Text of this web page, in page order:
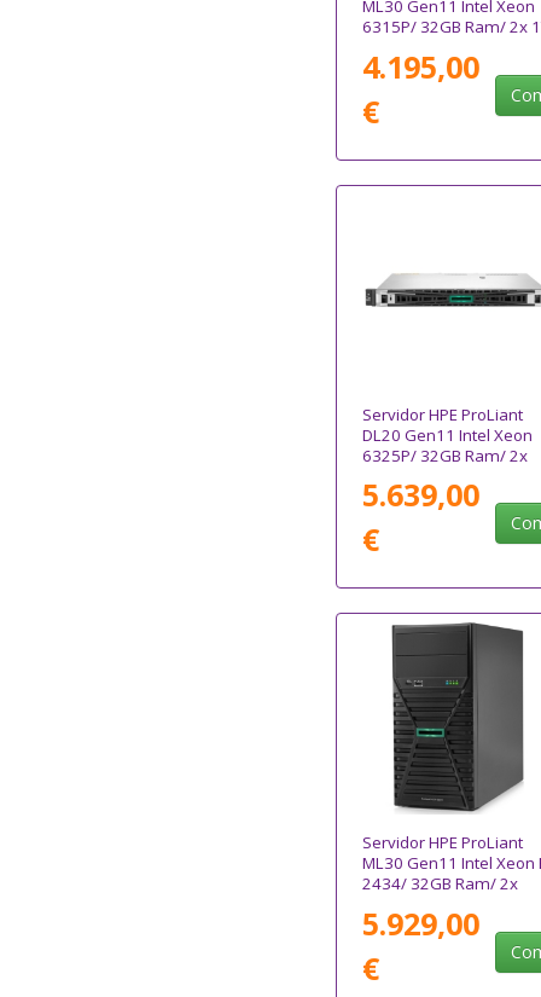
ML30 Gen11 Intel Xeon
6315P/ 32GB Ram/ 2x
4.195,00
€
Servidor HPE ProLiant
DL20 Gen11 Intel Xeon
6325P/ 32GB Ram/ 2x
5.639,00
€
Servidor HPE ProLiant
ML30 Gen11 Intel Xeon
2434/ 32GB Ram/ 2x
5.929,00
€